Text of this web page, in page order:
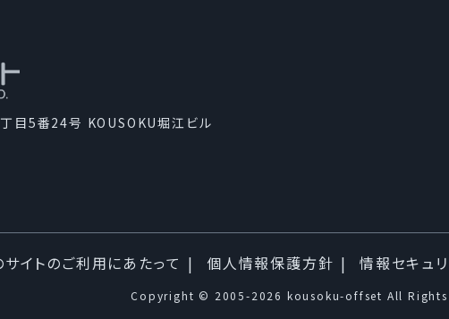
5番24号 KOUSOKU堀江ビル
サイトのご利用にあたって 個人情報保護方針 情報セキュ
Copyright © 2005-2026 kousoku-offset All Rights